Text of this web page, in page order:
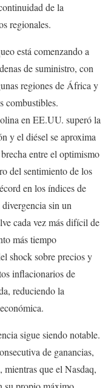
de la
regionales.
está comenzando a
de suministro, con
regiones de África y
combustibles.
en EE.UU. superó la
y el diésel se aproxima
entre el optimismo
del sentimiento de los
en los índices de
sin un
cada vez más difícil de
más tiempo
shock sobre precios y
inflacionarios de
reduciendo la
sigue siendo notable.
de ganancias,
que el Nasdaq,